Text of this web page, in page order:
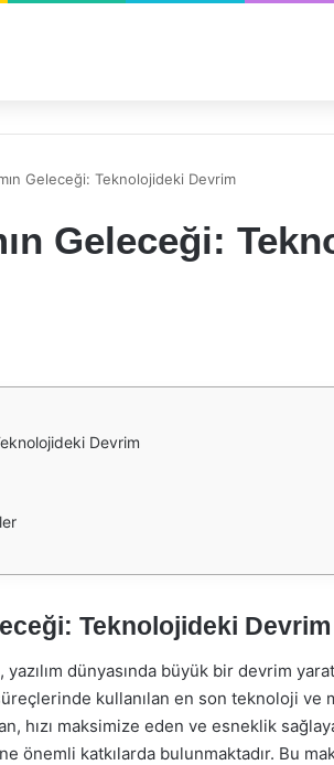
Geleceği: Teknolojideki Devrim
Geleceği:
Devrim
Teknolojideki Devrim
dünyasında büyük bir devrim
kullanılan en son teknoloji
hızı maksimize eden ve esneklik
önemli katkılarda bulunmaktadır. Bu